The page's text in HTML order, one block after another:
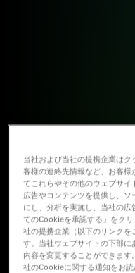
当社および当社の提携企業は
客様の連絡先情報など、お客
てこれらやその他のウェブサ
広告やコンテンツを提供し、
にし、分析を実施し、当社の
てのCookieを承認する」をク
社の提携企業（以下のリンクを
す。当社ウェブサイトの下部
内容を変更することができま
社のCookieに関する通知をお